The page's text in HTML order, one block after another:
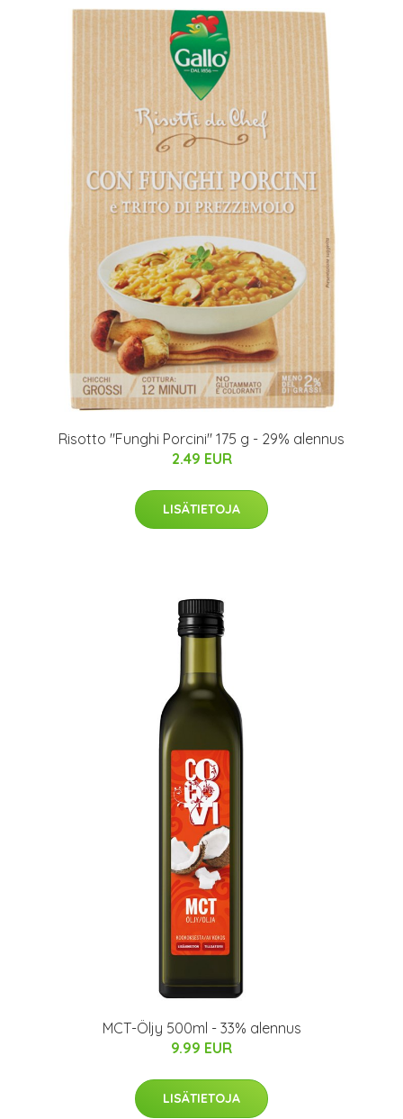
Risotto "Funghi Porcini" 175 g - 29% alennus
2.49 EUR
LISÄTIETOJA
MCT-Öljy 500ml - 33% alennus
9.99 EUR
LISÄTIETOJA